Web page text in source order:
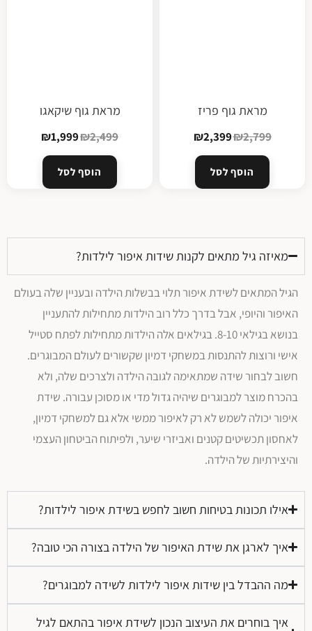
מראת גוף פריז
₪2,799
₪2,399
הוסף לסל
מראת גוף שיקאגו
₪2,499
₪1,999
הוסף לסל
מאיזה גיל מתאים לקנות שידות איפור לילדות?
הגיל המתאים לשידת איפור תלוי בבשלות הילדה ובעניין שלה בעולם
האיפור והיופי, אבל בדרך כלל רוב הילדות מתחילות להתעניין
בנושא בגילאי 8-10. בגילאים אלה הילדות מתחילות לפתח סטייל
אישי ורוצות להתנסות במשחקי דמיון שקשורים לעולם המבוגרים.
חשוב לבחור שידה שמתאימה לגובה הילדה ולצרכים שלה, ולא
בהכרח מוצר למבוגרים שיהיה גדול מדי או מסוכן עבורה. שידת
איפור יכולה לשמש לא רק לאיפור ממשי אלא גם למשחקי דמיון,
לאחסון תכשיטים קטנים ואביזרי שיער, ולפיתוח הביטחון העצמי
והיצירתיות של הילדה.
אילו תכונות בטיחות חשוב לחפש בשידת איפור לילדות?
איך לארגן את שידת האיפור של הילדה בצורה הכי טובה?
מה ההבדל בין שידות איפור לילדות לשידה למבוגרים?
איך בוחרים את העיצוב הנכון לשידת איפור בהתאם לגיל
פתח סרגל נגישות